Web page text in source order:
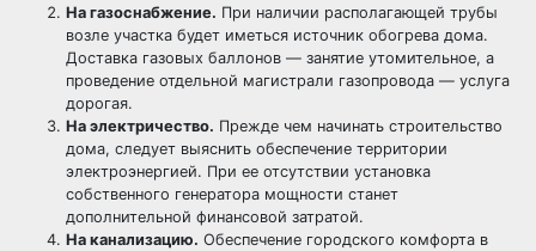
На газоснабжение. При наличии располагающей трубы
возле участка будет иметься источник обогрева дома.
Доставка газовых баллонов — занятие утомительное, а
проведение отдельной магистрали газопровода — услуга
дорогая.
На электричество. Прежде чем начинать строительство
дома, следует выяснить обеспечение территории
электроэнергией. При ее отсутствии установка
собственного генератора мощности станет
дополнительной финансовой затратой.
На канализацию. Обеспечение городского комфорта в